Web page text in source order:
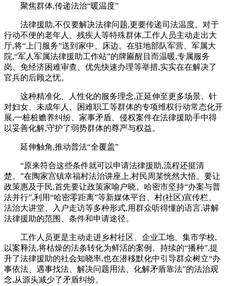
聚焦群体,传递法治“暖温度”
法律援助,不仅要解决法律问题,更要传递司法温度。对于
行动不便的老年人、残疾人等特殊群体,工作人员主动走出大
厅,将“上门服务”送到家中、床边。在驻地部队军营、军属大
院,“军人军属法律援助工作站”的牌匾醒目而温暖,专属服务
岗、免经济困难审查、优先快速办理等举措,实实在在解决了
官兵的后顾之忧。
这种精准化、人性化的服务理念,正延伸至更多场景。针
对妇女、未成年人、困难职工等群体的专项维权行动常态化开
展,一桩桩赡养纠纷、家事矛盾、侵权案件在法律援助手中得
以妥善化解,守护了弱势群体的尊严与权益。
延伸触角,推动普法“全覆盖”
“原来符合这些条件就可以申请法律援助,流程还挺清
楚。”在陶家宫镇幸福村法治讲座上,村民周某恍然大悟。要让
政策惠及于民,首先要让政策家喻户晓。哈密市坚持“办案与普
法并行”,利用“哈密零距离”等新媒体平台、村(社区)宣传栏、
法治大讲堂、入户走访等多种形式,用群众听得懂的语言,讲解
法律援助的范围、条件和申请途径。
工作人员更是主动走进乡村社区、企业工地、集市学校,
以案释法,将枯燥的法条转化为鲜活的案例。持续的“播种”,提
升了法律援助的社会知晓率,也在潜移默化中引导群众树立“办
事依法、遇事找法、解决问题用法、化解矛盾靠法”的法治观
念,从源头减少了矛盾纠纷。